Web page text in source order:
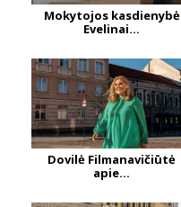
Mokytojos kasdienybė
Evelinai...
Dovilė Filmanavičiūtė
apie...